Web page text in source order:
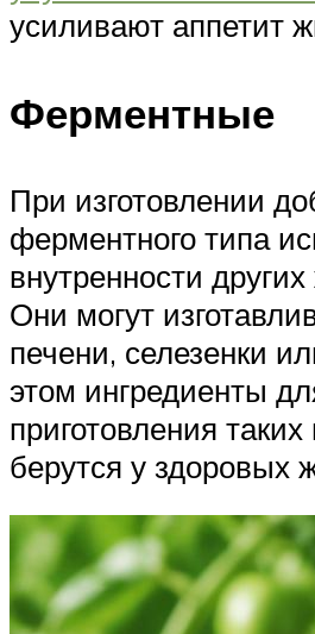
усиливают аппетит
Ферментные
При изготовлении
ферментного типа
внутренности
Они могут
печени, селезенки
этом ингредиенты
приготовления
берутся у здоровых